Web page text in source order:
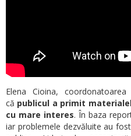
Elena Cioina,
că publicul a primit
cu mare interes. În baza
iar problemele dezvăluite au